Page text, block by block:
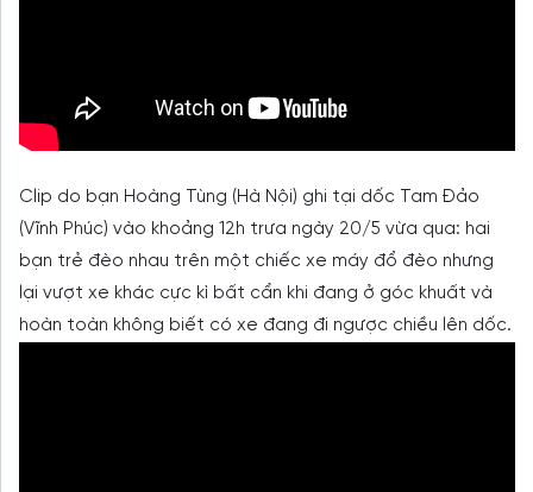
Clip do bạn Hoàng Tùng (Hà Nội) ghi tại dốc Tam Đảo
(Vĩnh Phúc) vào khoảng 12h trưa ngày 20/5 vừa qua: hai
bạn trẻ đèo nhau trên một chiếc xe máy đổ đèo nhưng
lại vượt xe khác cực kì bất cẩn khi đang ở góc khuất và
hoàn toàn không biết có xe đang đi ngược chiều lên dốc.